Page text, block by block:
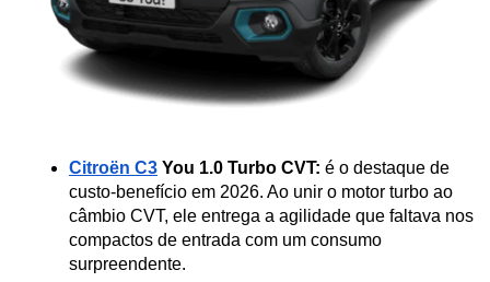
Citroën C3 You 1.0 Turbo CVT: é o destaque de
custo-benefício em 2026. Ao unir o motor turbo ao
câmbio CVT, ele entrega a agilidade que faltava nos
compactos de entrada com um consumo
surpreendente.